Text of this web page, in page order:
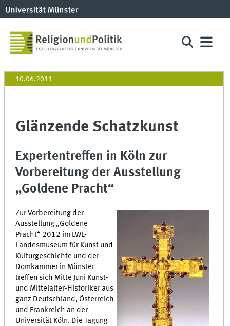
10.06.2011
Glänzende Schatzkunst
Expertentreffen in Köln zur
Vorbereitung der Ausstellung
„Goldene Pracht“
Zur Vorbereitung der
Ausstellung „Goldene
Pracht“ 2012 im LWL-
Landesmuseum für Kunst und
Kulturgeschichte und der
Domkammer in Münster
treffen sich Mitte Juni Kunst-
und Mittelalter-Historiker aus
ganz Deutschland, Österreich
und Frankreich an der
Universität Köln. Die Tagung